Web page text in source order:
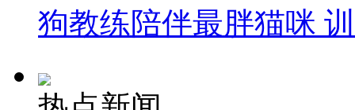
狗教练陪伴最胖猫咪